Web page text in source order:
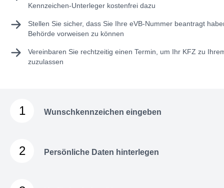
Kennzeichen-Unterleger kostenfrei dazu
Stellen Sie sicher, dass Sie Ihre eVB-Nummer beantragt
Behörde vorweisen zu können
Vereinbaren Sie rechtzeitig einen Termin, um Ihr KFZ zu
zuzulassen
1 Wunschkennzeichen eingeben
2 Persönliche Daten hinterlegen